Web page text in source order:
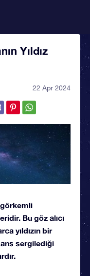
Yıldız
22 Apr 2024
Bu göz alıcı
yıldızın bir
sergilediği